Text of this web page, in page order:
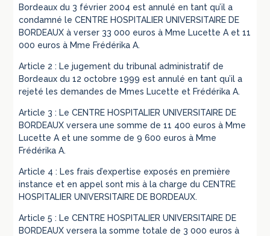
Bordeaux du 3 février 2004 est annulé en tant qu’il a
condamné le CENTRE HOSPITALIER UNIVERSITAIRE DE
BORDEAUX à verser 33 000 euros à Mme Lucette A et 11
000 euros à Mme Frédérika A.
Article 2 : Le jugement du tribunal administratif de
Bordeaux du 12 octobre 1999 est annulé en tant qu’il a
rejeté les demandes de Mmes Lucette et Frédérika A.
Article 3 : Le CENTRE HOSPITALIER UNIVERSITAIRE DE
BORDEAUX versera une somme de 11 400 euros à Mme
Lucette A et une somme de 9 600 euros à Mme
Frédérika A.
Article 4 : Les frais d’expertise exposés en première
instance et en appel sont mis à la charge du CENTRE
HOSPITALIER UNIVERSITAIRE DE BORDEAUX.
Article 5 : Le CENTRE HOSPITALIER UNIVERSITAIRE DE
BORDEAUX versera la somme totale de 3 000 euros à